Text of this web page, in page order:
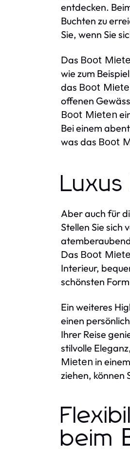
entdecken.
Buchten zu
Sie, wenn Sie
Das Boot
wie zum
das Boot
offenen
Boot Mieten
Bei einem
was das Boot
Luxus
Aber auch für
Stellen Sie sich
Das Boot
Interieur,
schönsten
Ein weiteres
einen
Ihrer Reise
stilvolle
Mieten in
ziehen, können
beim